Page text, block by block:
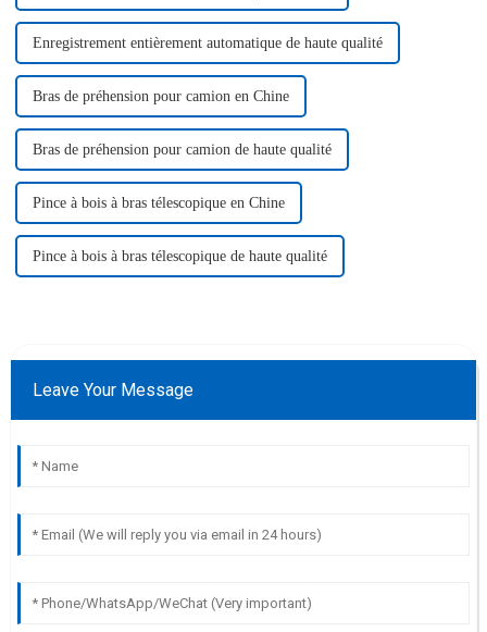
Enregistrement entièrement automatique de haute qualité
Bras de préhension pour camion en Chine
Bras de préhension pour camion de haute qualité
Pince à bois à bras télescopique en Chine
Pince à bois à bras télescopique de haute qualité
Leave Your Message